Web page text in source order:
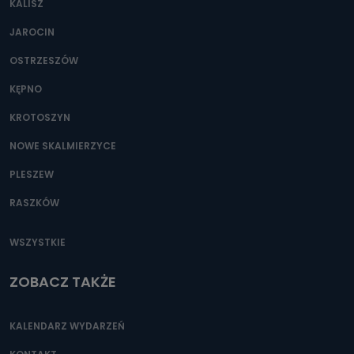
Można to zrobić pod numerem telefonu 62 735-51-05 lub
KALISZ
JAROCIN
OSTRZESZÓW
KĘPNO
KROTOSZYN
NOWE SKALMIERZYCE
PLESZEW
RASZKÓW
WSZYSTKIE
ZOBACZ TAKŻE
KALENDARZ WYDARZEŃ